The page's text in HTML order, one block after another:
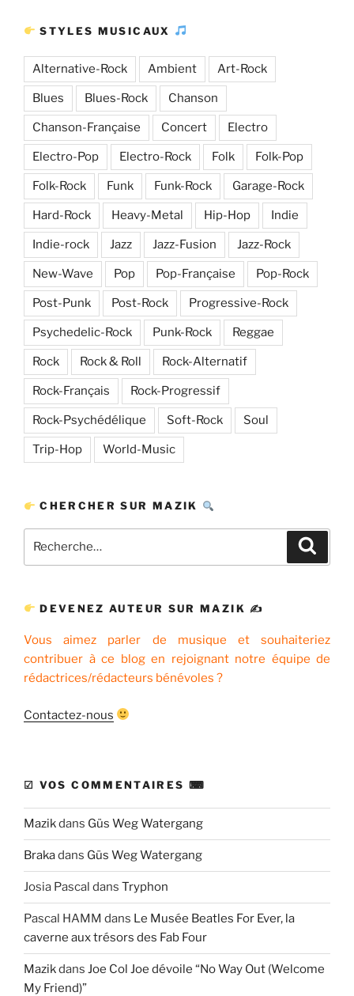
STYLES MUSICAUX
Alternative-Rock Ambient Art-Rock
Blues Blues-Rock Chanson
Chanson-Française Concert Electro
Electro-Pop Electro-Rock Folk Folk-Pop
Folk-Rock Funk Funk-Rock Garage-Rock
Hard-Rock Heavy-Metal Hip-Hop Indie
Indie-rock Jazz Jazz-Fusion Jazz-Rock
New-Wave Pop Pop-Française Pop-Rock
Post-Punk Post-Rock Progressive-Rock
Psychedelic-Rock Punk-Rock Reggae
Rock Rock & Roll Rock-Alternatif
Rock-Français Rock-Progressif
Rock-Psychédélique Soft-Rock Soul
Trip-Hop World-Music
CHERCHER SUR MAZIK
pour
DEVENEZ AUTEUR SUR MAZIK ✍
Vous aimez parler de musique et souhaiteriez
contribuer à ce blog en rejoignant notre équipe de
rédactrices/rédacteurs bénévoles ?
Contactez-nous
☑ VOS COMMENTAIRES ⌨
Mazikdans Güs Weg Watergang
Brakadans Güs Weg Watergang
Josia Pascal dans Tryphon
Pascal HAMM dans Le Musée Beatles For Ever, la
caverne aux trésors des Fab Four
Mazikdans Joe Col Joe dévoile “No Way Out (Welcome
My Friend)”